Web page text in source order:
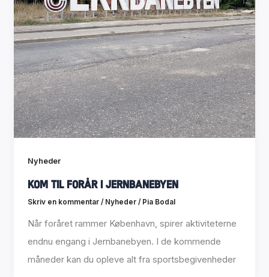
Nyheder
Kom til forår i Jernbanebyen
Skriv en kommentar / Nyheder/ Pia Bodal
Når foråret rammer København, spirer aktiviteterne
endnu engang i Jernbanebyen. I de kommende
måneder kan du opleve alt fra sportsbegivenheder